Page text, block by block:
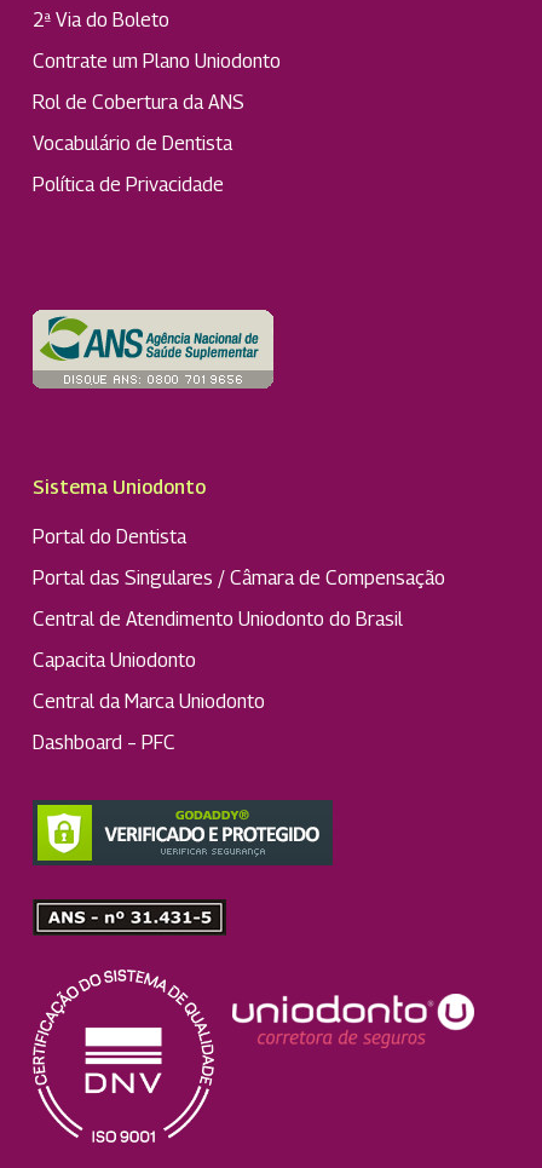
2ª Via do Boleto
Contrate um Plano Uniodonto
Rol de Cobertura da ANS
Vocabulário de Dentista
Política de Privacidade
Sistema Uniodonto
Portal do Dentista
Portal das Singulares / Câmara de Compensação
Central de Atendimento Uniodonto do Brasil
Capacita Uniodonto
Central da Marca Uniodonto
Dashboard – PFC